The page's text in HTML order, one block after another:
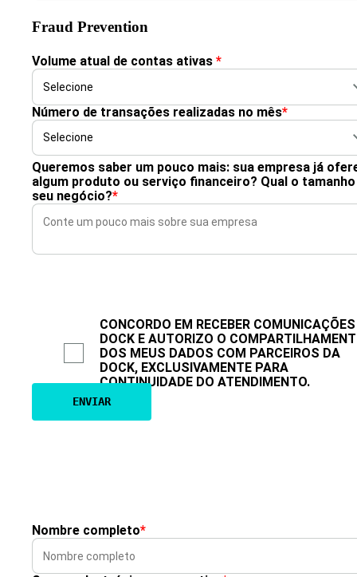
Fraud Prevention
Volume atual de contas ativas *
Número de transações realizadas no mês*
Queremos saber um pouco mais: sua empresa já
algum produto ou serviço financeiro? Qual o
seu negócio?*
CONCORDO EM RECEBER
DOCK E AUTORIZO O
DOS MEUS DADOS COM PARCEIROS DA
DOCK, EXCLUSIVAMENTE PARA
CONTINUIDADE DO ATENDIMENTO.
Nombre completo*